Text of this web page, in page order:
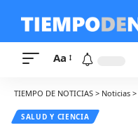
Aa
TIEMPO DE NOTICIAS > Noticias >
SALUD Y CIENCIA